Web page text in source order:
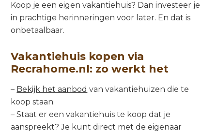
Koop je een eigen vakantiehuis? Dan investeer je
in prachtige herinneringen voor later. En dat is
onbetaalbaar.
Vakantiehuis kopen via
Recrahome.nl: zo werkt het
– Bekijk het aanbod van vakantiehuizen die te
koop staan.
– Staat er een vakantiehuis te koop dat je
aanspreekt? Je kunt direct met de eigenaar